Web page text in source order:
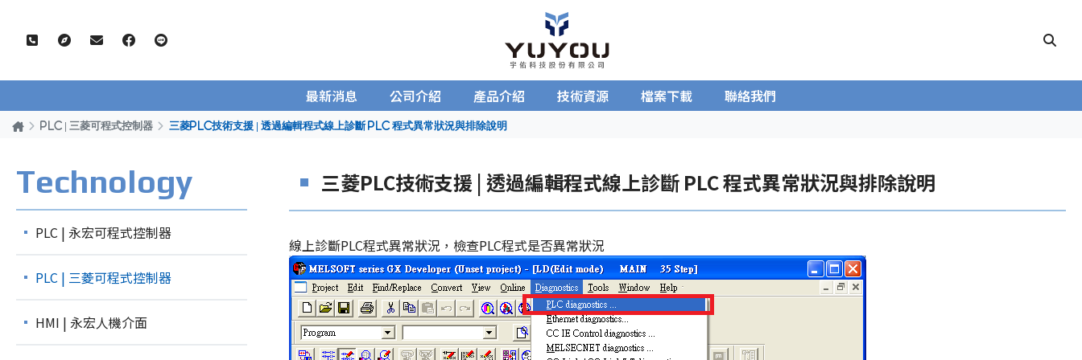
最新消息 公司介紹 產品介紹 技術資源 檔案下載 聯絡我們
PLC | 三菱可程式控制器 三菱PLC技術支援 | 透過編輯程式線上診斷 PLC 程式異常狀況與排除說明
Technology
PLC | 永宏可程式控制器
PLC | 三菱可程式控制器
HMI | 永宏人機介面
三菱PLC技術支援 | 透過編輯程式線上診斷 PLC 程式異常狀況與排除說明
線上診斷PLC程式異常狀況，檢查PLC程式是否異常狀況